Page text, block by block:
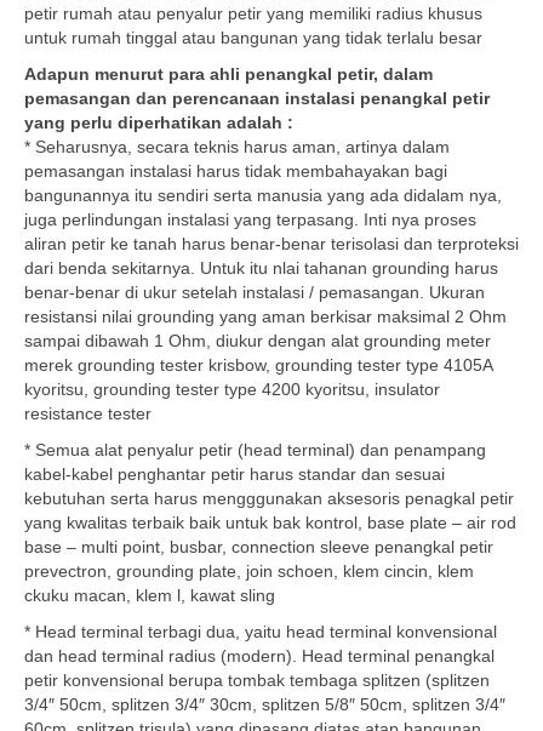
petir rumah atau penyalur petir yang memiliki radius khusus
untuk rumah tinggal atau bangunan yang tidak terlalu besar
Adapun menurut para ahli penangkal petir, dalam
pemasangan dan perencanaan instalasi penangkal petir
yang perlu diperhatikan adalah :
* Seharusnya, secara teknis harus aman, artinya dalam
pemasangan instalasi harus tidak membahayakan bagi
bangunannya itu sendiri serta manusia yang ada didalam nya,
juga perlindungan instalasi yang terpasang. Inti nya proses
aliran petir ke tanah harus benar-benar terisolasi dan terproteksi
dari benda sekitarnya. Untuk itu nlai tahanan grounding harus
benar-benar di ukur setelah instalasi / pemasangan. Ukuran
resistansi nilai grounding yang aman berkisar maksimal 2 Ohm
sampai dibawah 1 Ohm, diukur dengan alat grounding meter
merek grounding tester krisbow, grounding tester type 4105A
kyoritsu, grounding tester type 4200 kyoritsu, insulator
resistance tester
* Semua alat penyalur petir (head terminal) dan penampang
kabel-kabel penghantar petir harus standar dan sesuai
kebutuhan serta harus mengggunakan aksesoris penagkal petir
yang kwalitas terbaik baik untuk bak kontrol, base plate – air rod
base – multi point, busbar, connection sleeve penangkal petir
prevectron, grounding plate, join schoen, klem cincin, klem
ckuku macan, klem l, kawat sling
* Head terminal terbagi dua, yaitu head terminal konvensional
dan head terminal radius (modern). Head terminal penangkal
petir konvensional berupa tombak tembaga splitzen (splitzen
3/4″ 50cm, splitzen 3/4″ 30cm, splitzen 5/8″ 50cm, splitzen 3/4″